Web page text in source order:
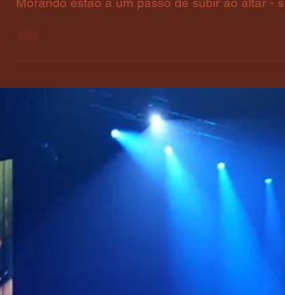
TERÁ FOTÓGRAFO
redes sociais, Miley Cyrus e o noivo Maxx
Morando estão a um passo de subir ao altar - se
é que já não o fizeram. Acontece que Jose Villa
(@josevilla), o mais renomado fotógrafo de
casamentos do mundo, que assina fotos das
revistas Vogue, Harper’s Bazaar, New York
e Forbes, seguiu o casal e foi seguido por